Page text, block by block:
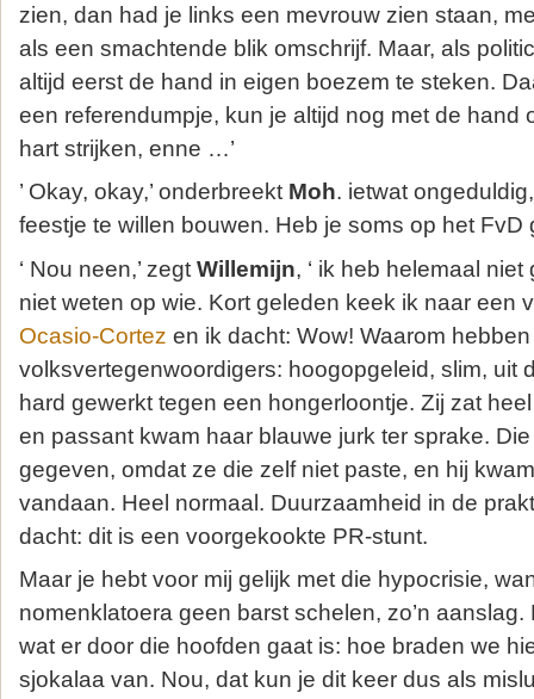
zien, dan had je links een mevrouw zien staan,
als een smachtende blik omschrijf. Maar, als
altijd eerst de hand in eigen boezem te steken.
een referendumpje, kun je altijd nog met de hand
hart strijken, enne …’
’ Okay, okay,’ onderbreekt Moh. ietwat
feestje te willen bouwen. Heb je soms op het FvD
‘ Nou neen,’ zegt Willemijn, ‘ ik heb helemaal
niet weten op wie. Kort geleden keek ik naar een
Ocasio-Cortez en ik dacht: Wow! Waarom
volksvertegenwoordigers: hoogopgeleid, slim, uit
hard gewerkt tegen een hongerloontje. Zij zat
en passant kwam haar blauwe jurk ter sprake.
gegeven, omdat ze die zelf niet paste, en hij
vandaan. Heel normaal. Duurzaamheid in de
dacht: dit is een voorgekookte PR-stunt.
Maar je hebt voor mij gelijk met die hypocrisie,
nomenklatoera geen barst schelen, zo’n
wat er door die hoofden gaat is: hoe braden we
sjokalaa van. Nou, dat kun je dit keer dus als